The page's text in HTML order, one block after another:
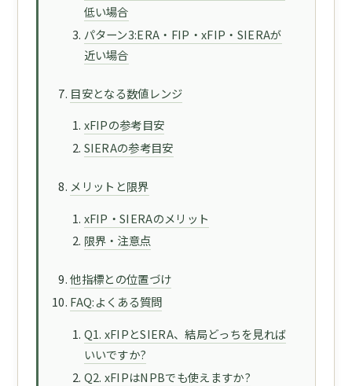
低い場合
パターン3:ERA・FIP・xFIP・SIERAが
近い場合
目安となる数値レンジ
xFIPの参考目安
SIERAの参考目安
メリットと限界
xFIP・SIERAのメリット
限界・注意点
他指標との位置づけ
FAQ:よくある質問
Q1. xFIPとSIERA、結局どっちを見れば
いいですか?
Q2. xFIPはNPBでも使えますか?